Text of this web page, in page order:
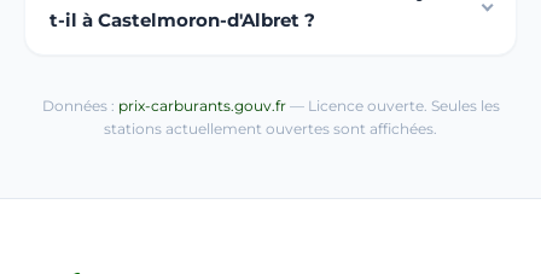
t-il à Castelmoron-d'Albret ?
Données : prix-carburants.gouv.fr— Licence ouverte. Seules les
stations actuellement ouvertes sont affichées.